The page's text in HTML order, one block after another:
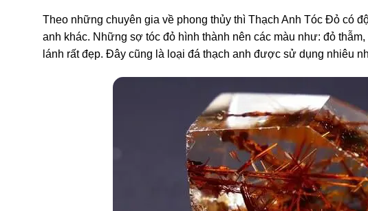
Theo những chuyên gia về phong thủy thì Thạch Anh Tóc Đỏ có
anh khác. Những sợ tóc đỏ hình thành nên các màu như: đỏ
lánh rất đẹp. Đây cũng là loại đá thạch anh được sử dụng nhiêu